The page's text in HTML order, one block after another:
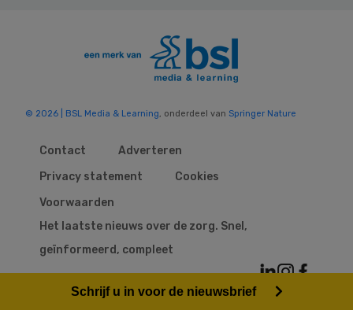
© 2026 | BSL Media & Learning, onderdeel van Springer Nature
Contact
Adverteren
Privacy statement
Cookies
Voorwaarden
Het laatste nieuws over de zorg. Snel,
geïnformeerd, compleet
Schrijf u in voor de nieuwsbrief